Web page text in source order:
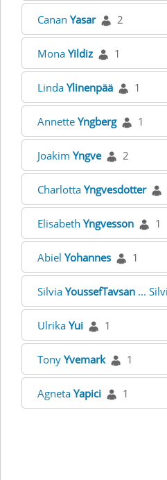
Canan Yasar 2
Mona Yildiz 1
Linda Ylinenpää 1
Annette Yngberg 1
Joakim Yngve 2
Charlotta Yngvesdotter
Elisabeth Yngvesson 1
Abiel Yohannes 1
Silvia YoussefTavsan ...
Ulrika Yui 1
Tony Yvemark 1
Agneta Yapici 1